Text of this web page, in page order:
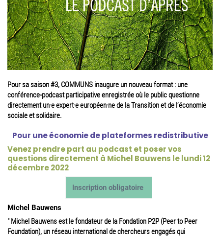
Pour sa saison #3, COMMUNS inaugure un nouveau format : une
conférence-podcast participative enregistrée où le public questionne
directement un·e expert·e européen·ne de la Transition et de l’économie
sociale et solidaire.
Pour une économie de plateformes redistributive
Venez prendre part au podcast et poser vos
questions directement à Michel Bauwens le lundi 12
décembre 2022
Inscription obligatoire
Michel Bauwens
" Michel Bauwens est le fondateur de la Fondation P2P (Peer to Peer
Foundation), un réseau international de chercheurs engagés qui